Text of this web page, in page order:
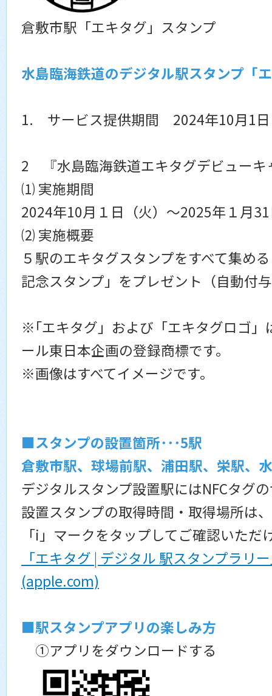
倉敷市駅「エキタグ」スタンプ
水島臨海鉄道のデジタル駅スタンプ「
1. サービス提供期間 2024年10月1日
2 『水島臨海鉄道エキタグデビューキ
⑴ 実施期間
2024年10月１日（火）～2025年１月
⑵ 実施概要
５駅のエキタグスタンプをすべて集め
記念スタンプ」をプレゼント（自動付
※｢エキタグ」および「エキタグロゴ」
ール東日本企画の登録商標です。
※画像はすべてイメージです。
■スタンプの設置箇所･･･5駅
倉敷市駅、球場前駅、浦田駅、栄駅、
デジタルスタンプ設置駅にはNFCタグ
設置スタンプの取得時間・取得場所は
「i」マークをタップしてご確認いただ
「エキタグ | デジタル 駅スタンプラリ
(apple.com)
■駅スタンプアプリの楽しみ方
①アプリをダウンロードする